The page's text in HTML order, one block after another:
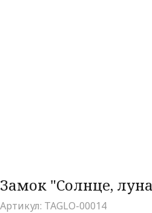
Замок "Солнце,
Артикул: TAGLO-00014